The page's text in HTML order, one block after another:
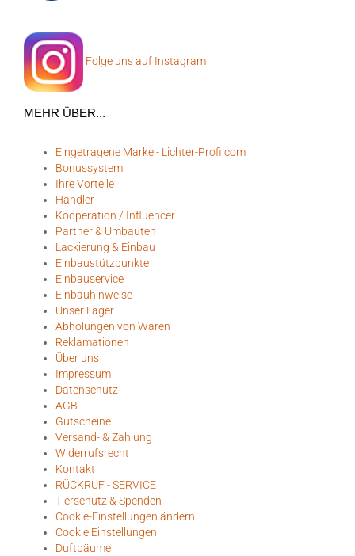
Folge uns auf Instagram
MEHR ÜBER...
Eingetragene Marke - Lichter-Profi.com
Bonussystem
Ihre Vorteile
Händler
Kooperation / Influencer
Partner & Umbauten
Lackierung & Einbau
Einbaustützpunkte
Einbauservice
Einbauhinweise
Unser Lager
Abholungen von Waren
Reklamationen
Über uns
Impressum
Datenschutz
AGB
Gutscheine
Versand- & Zahlung
Widerrufsrecht
Kontakt
RÜCKRUF - SERVICE
Tierschutz & Spenden
Cookie-Einstellungen ändern
Cookie Einstellungen
Duftbäume